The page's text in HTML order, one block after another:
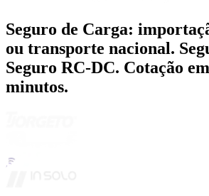
Seguro de Carga:
ou transporte nacional.
Seguro RC-DC. Cotação
minutos.